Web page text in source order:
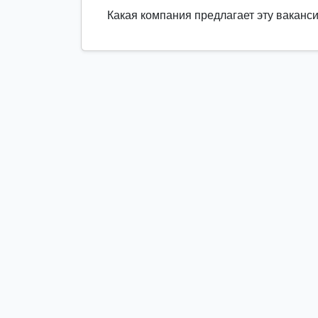
Какая компания предлагает эту